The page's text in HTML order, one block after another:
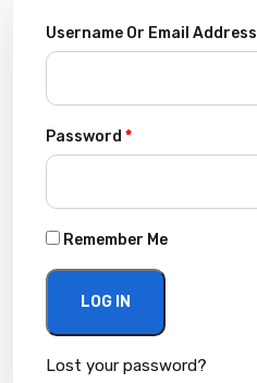
Username Or Email Address
Password *
Remember Me
LOG IN
Lost your password?